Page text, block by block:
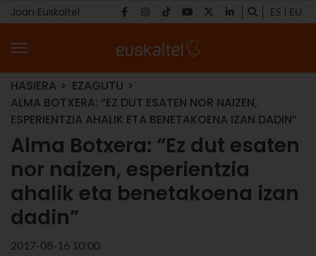
Joan Euskaltel ES EU
HASIERA
EZAGUTU
ALMA BOTXERA: “EZ DUT ESATEN NOR NAIZEN,
ESPERIENTZIA AHALIK ETA BENETAKOENA IZAN DADIN”
Alma Botxera: “Ez dut esaten
nor naizen, esperientzia
ahalik eta benetakoena izan
dadin”
2017-08-16 10:00